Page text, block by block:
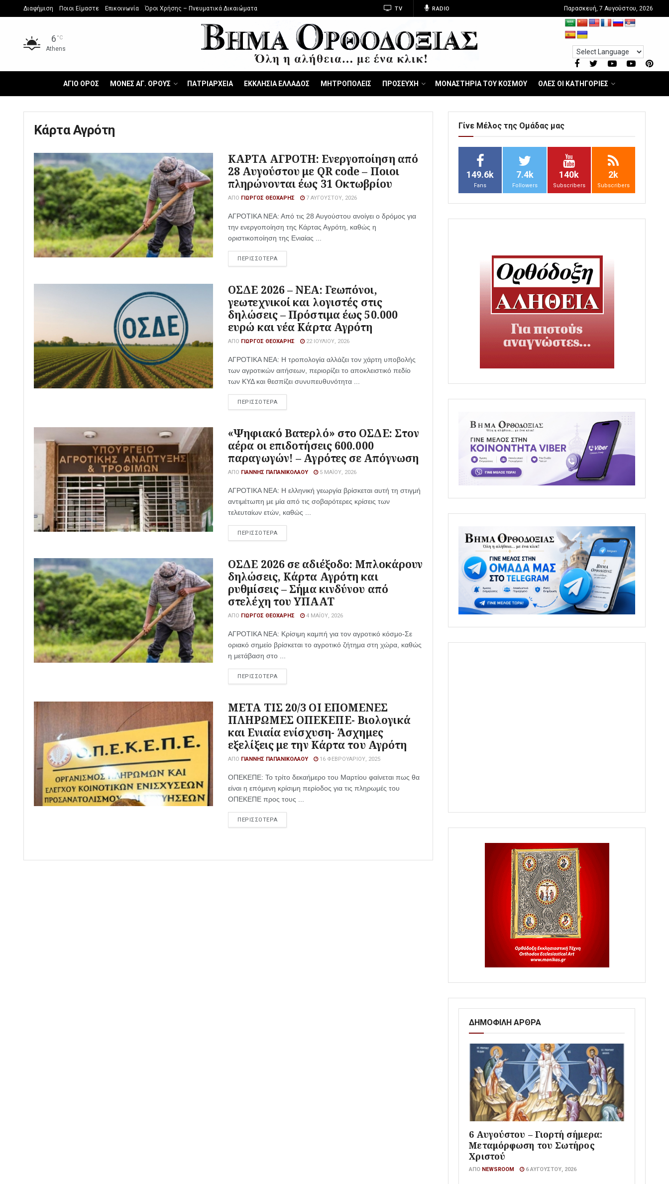
Διαφήμιση Ποιοι Είμαστε Επικοινωνία Όροι Χρήσης – Πνευματικά Δικαιώματα TV RADIO Παρασκευή, 7 Αυγούστου, 2026
6 °C
Athens
ΑΓΙΟ ΟΡΟΣ ΜΟΝΕΣ ΑΓ. ΟΡΟΥΣ ΠΑΤΡΙΑΡΧΕΙΑ ΕΚΚΛΗΣΙΑ ΕΛΛΑΔΟΣ ΜΗΤΡΟΠΟΛΕΙΣ ΠΡΟΣΕΥΧΗ ΜΟΝΑΣΤΗΡΙΑ ΤΟΥ ΚΟΣΜΟΥ ΟΛΕΣ ΟΙ ΚΑΤΗΓΟΡΙΕΣ
Κάρτα Αγρότη
ΚΑΡΤΑ ΑΓΡΟΤΗ: Ενεργοποίηση από
28 Αυγούστου με QR code – Ποιοι
πληρώνονται έως 31 Οκτωβρίου
ΑΠΌ ΓΙΏΡΓΟΣ ΘΕΟΧΆΡΗΣ 7 ΑΥΓΟΎΣΤΟΥ, 2026
ΑΓΡΟΤΙΚΑ ΝΕΑ: Από τις 28 Αυγούστου ανοίγει ο δρόμος για
την ενεργοποίηση της Κάρτας Αγρότη, καθώς η
οριστικοποίηση της Ενιαίας ...
ΠΕΡΙΣΣΟΤΕΡΑ
ΟΣΔΕ 2026 – ΝΕΑ: Γεωπόνοι,
γεωτεχνικοί και λογιστές στις
δηλώσεις – Πρόστιμα έως 50.000
ευρώ και νέα Κάρτα Αγρότη
ΑΠΌ ΓΙΏΡΓΟΣ ΘΕΟΧΆΡΗΣ 22 ΙΟΥΛΊΟΥ, 2026
ΑΓΡΟΤΙΚΑ ΝΕΑ: Η τροπολογία αλλάζει τον χάρτη υποβολής
των αγροτικών αιτήσεων, περιορίζει το αποκλειστικό πεδίο
των ΚΥΔ και θεσπίζει συνυπευθυνότητα ...
ΠΕΡΙΣΣΟΤΕΡΑ
«Ψηφιακό Βατερλό» στο ΟΣΔΕ: Στον
αέρα οι επιδοτήσεις 600.000
παραγωγών! – Αγρότες σε Απόγνωση
ΑΠΌ ΓΙΆΝΝΗΣ ΠΑΠΑΝΙΚΟΛΆΟΥ 5 ΜΑΪ́ΟΥ, 2026
ΑΓΡΟΤΙΚΑ ΝΕΑ: Η ελληνική γεωργία βρίσκεται αυτή τη στιγμή
αντιμέτωπη με μία από τις σοβαρότερες κρίσεις των
τελευταίων ετών, καθώς ...
ΠΕΡΙΣΣΟΤΕΡΑ
ΟΣΔΕ 2026 σε αδιέξοδο: Μπλοκάρουν
δηλώσεις, Κάρτα Αγρότη και
ρυθμίσεις – Σήμα κινδύνου από
στελέχη του ΥΠΑΑΤ
ΑΠΌ ΓΙΏΡΓΟΣ ΘΕΟΧΆΡΗΣ 4 ΜΑΪ́ΟΥ, 2026
ΑΓΡΟΤΙΚΑ ΝΕΑ: Κρίσιμη καμπή για τον αγροτικό κόσμο-Σε
οριακό σημείο βρίσκεται το αγροτικό ζήτημα στη χώρα, καθώς
η μετάβαση στο ...
ΠΕΡΙΣΣΟΤΕΡΑ
ΜΕΤΑ ΤΙΣ 20/3 ΟΙ ΕΠΟΜΕΝΕΣ
ΠΛΗΡΩΜΕΣ ΟΠΕΚΕΠΕ- Βιολογικά
και Ενιαία ενίσχυση- Άσχημες
εξελίξεις με την Κάρτα του Αγρότη
ΑΠΌ ΓΙΆΝΝΗΣ ΠΑΠΑΝΙΚΟΛΆΟΥ 16 ΦΕΒΡΟΥΑΡΊΟΥ, 2025
ΟΠΕΚΕΠΕ: Το τρίτο δεκαήμερο του Μαρτίου φαίνεται πως θα
είναι η επόμενη κρίσιμη περίοδος για τις πληρωμές του
ΟΠΕΚΕΠΕ προς τους ...
ΠΕΡΙΣΣΟΤΕΡΑ
Γίνε Μέλος της Ομάδας μας
149.6k
Fans
7.4k
Followers
140k
Subscribers
2k
Subscribers
ΔΗΜΟΦΙΛΗ ΑΡΘΡΑ
6 Αυγούστου – Γιορτή σήμερα:
Μεταμόρφωση του Σωτήρος
Χριστού
ΑΠΌ NEWSROOM 6 ΑΥΓΟΎΣΤΟΥ, 2026